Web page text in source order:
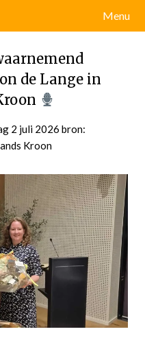
Menu
de Lange in
2 juli 2026 door
bron:
Kroon